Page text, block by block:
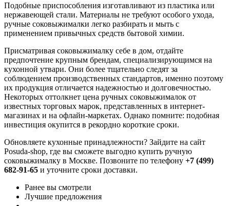
Подобные приспособления изготавливают из пластика или
нержавеющей стали. Материалы не требуют особого ухода,
ручные соковыжималки легко разбирать и мыть с
применением привычных средств бытовой химии.
Присматривая соковыжималку себе в дом, отдайте
предпочтение крупным брендам, специализирующимся на
кухонной утвари. Они более тщательно следят за
соблюдением производственных стандартов, именно поэтому
их продукция отличается надежностью и долговечностью.
Некоторых оттолкнет цена ручных соковыжималок от
известных торговых марок, представленных в интернет-
магазинах и на офлайн-маркетах. Однако помните: подобная
инвестиция окупится в рекордно короткие сроки.
Обновляете кухонные принадлежности? Зайдите на сайт
Posuda-shop, где вы сможете выгодно купить ручную
соковыжималку в Москве. Позвоните по телефону +7 (499)
682-91-65 и уточните сроки доставки.
Ранее вы смотрели
Лучшие предложения